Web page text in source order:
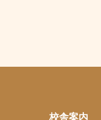
校舎案内